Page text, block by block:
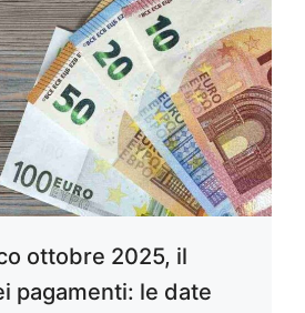
ottobre 2025, il
pagamenti: le date